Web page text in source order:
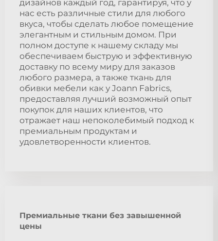
дизайнов каждый год, гарантируя, что у
нас есть различные стили для любого
вкуса, чтобы сделать любое помещение
элегантным и стильным домом. При
полном доступе к нашему складу мы
обеспечиваем быструю и эффективную
доставку по всему миру для заказов
любого размера, а также ткань для
обивки мебели как у Joann Fabrics,
предоставляя лучший возможный опыт
покупок для наших клиентов, что
отражает наш непоколебимый подход к
премиальным продуктам и
удовлетворенности клиентов.
Премиальные ткани без завышенной
цены